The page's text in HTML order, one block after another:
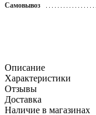
Самовывоз
Описание
Характеристики
Отзывы
Доставка
Наличие в магазинах